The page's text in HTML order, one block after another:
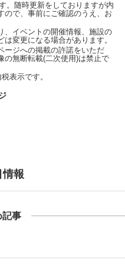
。随時更新をしておりますが内
ので、事前にご確認のうえ、お
イベントの開催情報、施設の
変更になる場合があります。
ージへの掲載の許諾をいただ
の無断転載(二次使用)は禁止で
表示です。
情報
記事